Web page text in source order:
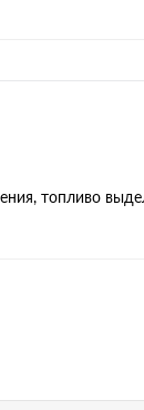
топливо